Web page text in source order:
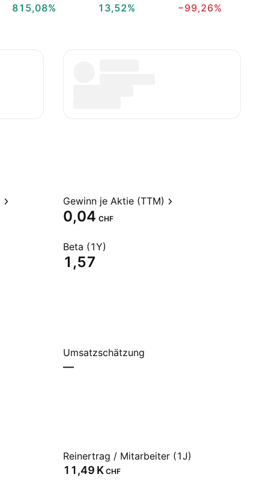
815,08%
13,52%
−99,26%
Gewinn je Aktie (TTM)
0,04 CHF
Beta (1Y)
1,57
Umsatzschätzung
—
Reinertrag / Mitarbeiter (1J)
‪11,49 K‬ CHF